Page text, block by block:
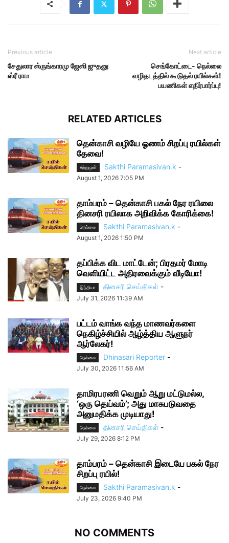
Previous article
சேதுலார ஸ்ருங்காரமு ஜேஸி ஜுதனு
ஸ்ரீ ராம
Next article
செங்கோட்டை- நெல்லை
வழிதடத்தில் கூடுதல் ரயில்கள்!
பயணிகள் எதிர்பார்ப்பு!
RELATED ARTICLES
தென்காசி வழியே ஓணம் சிறப்பு ரயில்கள்
தேவை!
சற்றுமுன் Sakthi Paramasivan.k -
August 1, 2026 7:05 PM
தாம்பரம் – தென்காசி பகல் நேர ரயிலை
தினசரி ரயிலாக அறிவிக்க கோரிக்கை!
நெல்லை Sakthi Paramasivan.k -
August 1, 2026 1:50 PM
தப்பிக்க விட மாட்டேன்; பிரதமர் மோடி
வெளியிட்ட அதிரவைக்கும் வீடியோ!
இந்தியா தினசரி செய்திகள் -
July 31, 2026 11:39 AM
பட்டம் வாங்க வந்த மாணவர்களை
நெகிழ்ச்சியில் ஆழ்த்திய ஆளுநர்
ஆர்லேகர்!
நெல்லை Dhinasari Reporter -
July 30, 2026 11:56 AM
தாமிரபரணி வெறும் ஆறு மட்டுமல்ல,
‘ஒரு தெய்வம்’; அது மாசுபடுவதை
அனுமதிக்க முடியாது!
நெல்லை தினசரி செய்திகள் -
July 29, 2026 8:12 PM
தாம்பரம் – தென்காசி இடையே பகல் நேர
சிறப்பு ரயில்!
நெல்லை Sakthi Paramasivan.k -
July 23, 2026 9:40 PM
NO COMMENTS